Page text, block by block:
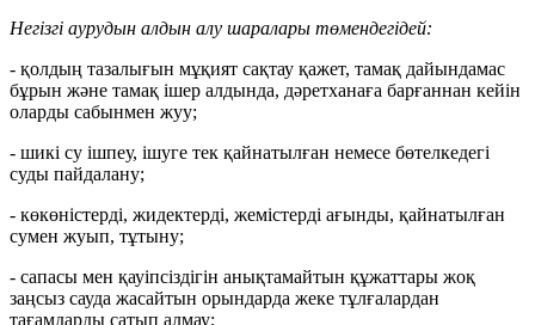
Негізгі аурудын алдын алу шаралары төмендегідей:
- қолдың тазалығын мұқият сақтау қажет, тамақ дайындамас
бұрын және тамақ ішер алдында, дәретханаға барғаннан кейін
оларды сабынмен жуу;
- шикі су ішпеу, ішуге тек қайнатылған немесе бөтелкедегі
суды пайдалану;
- көкөністерді, жидектерді, жемістерді ағынды, қайнатылған
сумен жуып, тұтыну;
- сапасы мен қауіпсіздігін анықтамайтын құжаттары жоқ
заңсыз сауда жасайтын орындарда жеке тұлғалардан
тағамдарды сатып алмау;